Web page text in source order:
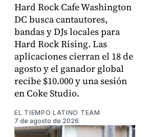
Hard Rock Cafe Washington
DC busca cantautores,
bandas y DJs locales para
Hard Rock Rising. Las
aplicaciones cierran el 18 de
agosto y el ganador global
recibe $10.000 y una sesión
en Coke Studio.
EL TIEMPO LATINO TEAM
7 de agosto de 2026